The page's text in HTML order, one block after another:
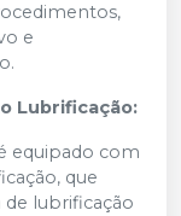
e
Lubrificação:
equipado com
que
de lubrificação